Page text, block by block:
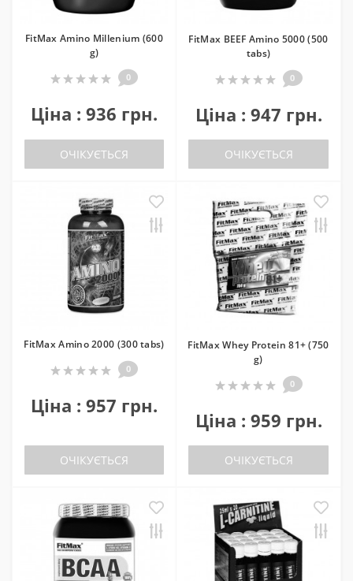
FitMax Amino Millenium (600
g)
0
Ціна : 936 грн.
ОЧІКУЄТЬСЯ
FitMax BEEF Amino 5000 (500
tabs)
0
Ціна : 947 грн.
ОЧІКУЄТЬСЯ
FitMax Amino 2000 (300 tabs)
0
Ціна : 957 грн.
ОЧІКУЄТЬСЯ
FitMax Whey Protein 81+ (750
g)
0
Ціна : 959 грн.
ОЧІКУЄТЬСЯ